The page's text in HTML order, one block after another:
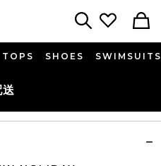
TOPS SHOES SWIMSUITS
送